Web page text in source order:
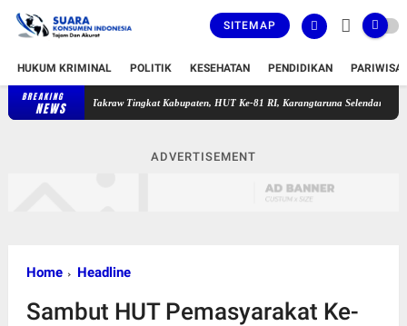
SITEMAP
HUKUM KRIMINAL POLITIK KESEHATAN PENDIDIKAN
BREAKING
NEWS Sekda, Kapolres Dan Dandim Lotim Serahkan Piala Juara Takraw
ADVERTISEMENT
Home Headline
Sambut HUT Pemasyarakat Ke-